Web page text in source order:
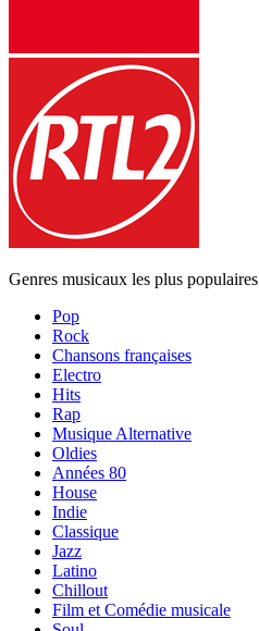
Genres musicaux les plus populaires
Pop
Rock
Chansons françaises
Electro
Hits
Rap
Musique Alternative
Oldies
Années 80
House
Indie
Classique
Jazz
Latino
Chillout
Film et Comédie musicale